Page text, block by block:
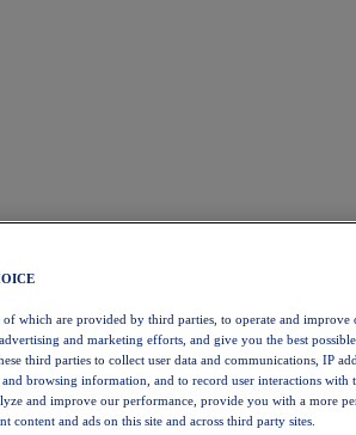
of which are provided by third parties, to operate and improve
and marketing efforts, and give you the best possible
third parties to collect user data and communications, IP
browsing information, and to record user interactions with
and improve our performance, provide you with a more
content and ads on this site and across third party sites.